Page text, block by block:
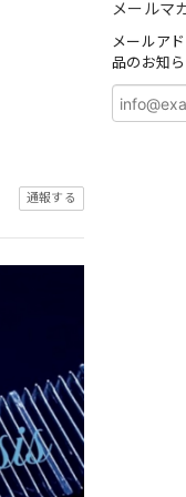
メールマ
メールア
品のお知
通報する